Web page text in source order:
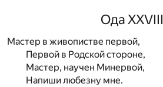
Ода XXVIII
Мастер в живопистве первой,
Первой в Родской стороне,
Мастер, научен Минервой,
Напиши любезну мне.